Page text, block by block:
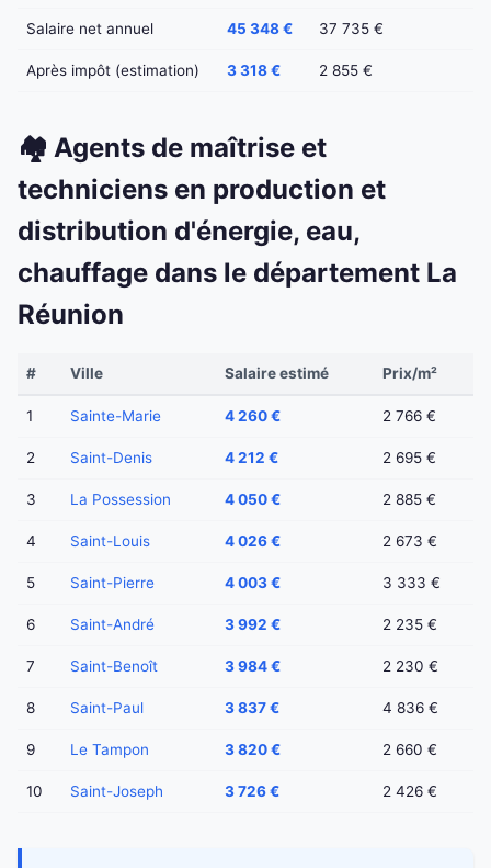
Salaire net annuel 45 348 € 37 735 €
Après impôt (estimation) 3 318 € 2 855 €
🏘️ Agents de maîtrise et
techniciens en production et
distribution d'énergie, eau,
chauffage dans le département La
Réunion
# Ville Salaire estimé Prix/m²
1 Sainte-Marie 4 260 € 2 766 €
2 Saint-Denis 4 212 € 2 695 €
3 La Possession 4 050 € 2 885 €
4 Saint-Louis 4 026 € 2 673 €
5 Saint-Pierre 4 003 € 3 333 €
6 Saint-André 3 992 € 2 235 €
7 Saint-Benoît 3 984 € 2 230 €
8 Saint-Paul 3 837 € 4 836 €
9 Le Tampon 3 820 € 2 660 €
10 Saint-Joseph 3 726 € 2 426 €